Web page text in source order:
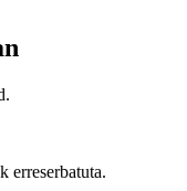
erreserbatuta.